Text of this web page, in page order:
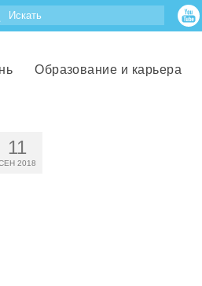
Образование и карьера
11
2018